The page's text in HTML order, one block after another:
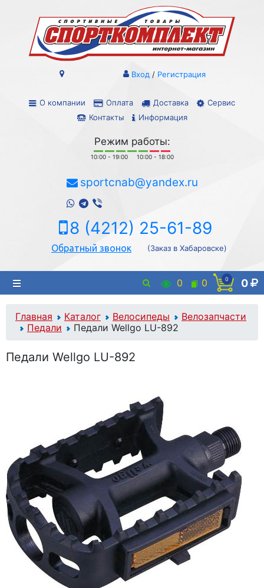
О компании Оплата Доставка
Сервис
Контакты
Информация
Вход / Регистрация
Режим работы:
10:00 - 19:00 10:00 - 18:00
sportcnab@yandex.ru
8 (4212) 25-61-89
Обратный звонок (Заказ в Хабаровске)
0 0 0 0
Главная Каталог Велосипеды
Велозапчасти
Педали
Педали Wellgo LU-892
Педали Wellgo LU-892